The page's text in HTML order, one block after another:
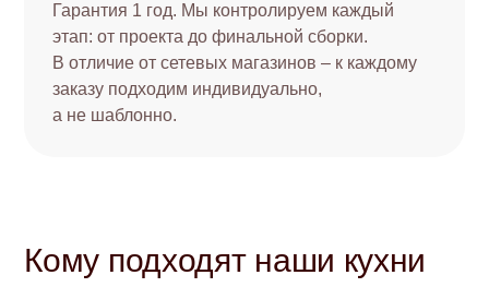
Гарантия 1 год. Мы контролируем каждый
этап: от проекта до финальной сборки.
В отличие от сетевых магазинов – к каждому
заказу подходим индивидуально,
а не шаблонно.
Кому подходят наши кухни